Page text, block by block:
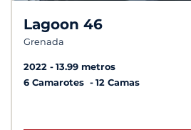
Lagoon 46
Grenada
2022
13.99 metros
6 Camarotes
12 Camas